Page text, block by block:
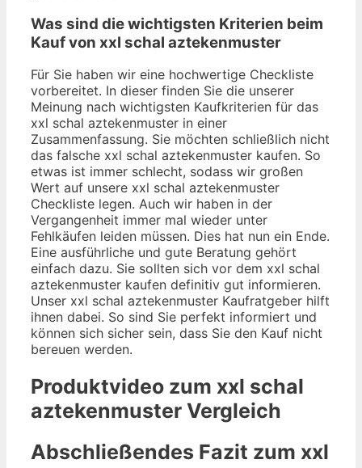
Was sind die wichtigsten Kriterien beim
Kauf von xxl schal aztekenmuster
Für Sie haben wir eine hochwertige Checkliste
vorbereitet. In dieser finden Sie die unserer
Meinung nach wichtigsten Kaufkriterien für das
xxl schal aztekenmuster in einer
Zusammenfassung. Sie möchten schließlich nicht
das falsche xxl schal aztekenmuster kaufen. So
etwas ist immer schlecht, sodass wir großen
Wert auf unsere xxl schal aztekenmuster
Checkliste legen. Auch wir haben in der
Vergangenheit immer mal wieder unter
Fehlkäufen leiden müssen. Dies hat nun ein Ende.
Eine ausführliche und gute Beratung gehört
einfach dazu. Sie sollten sich vor dem xxl schal
aztekenmuster kaufen definitiv gut informieren.
Unser xxl schal aztekenmuster Kaufratgeber hilft
ihnen dabei. So sind Sie perfekt informiert und
können sich sicher sein, dass Sie den Kauf nicht
bereuen werden.
Produktvideo zum xxl schal
aztekenmuster Vergleich
Abschließendes Fazit zum xxl